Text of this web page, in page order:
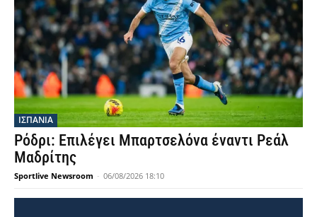
ΙΣΠΑΝΙΑ
Ρόδρι: Επιλέγει Μπαρτσελόνα έναντι Ρεάλ
Μαδρίτης
Sportlive Newsroom - 06/08/2026 18:10